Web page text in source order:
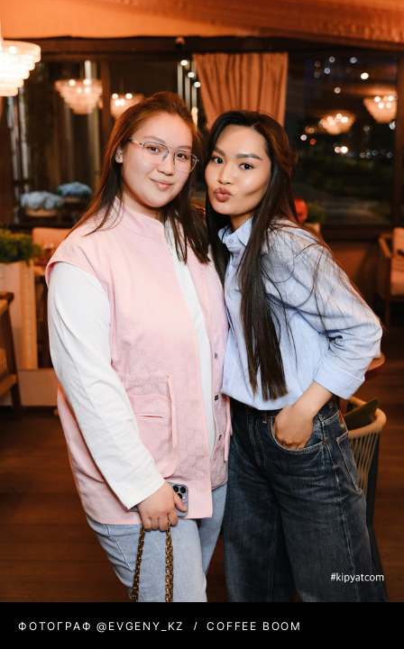
ФОТОГРАФ @EVGENY_KZ COFFEE BOOM